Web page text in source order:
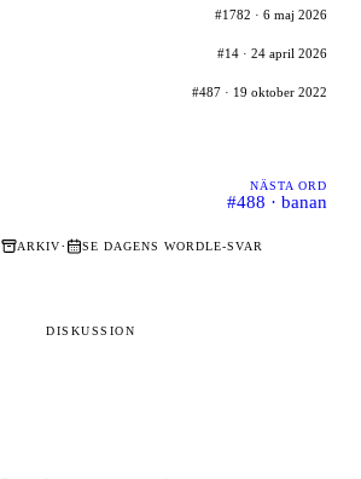
#1782 · 6 maj 2026
#14 · 24 april 2026
#487 · 19 oktober 2022
NÄSTA ORD
#488 · banan
ARKIV· SE DAGENS WORDLE-SVAR
DISKUSSION